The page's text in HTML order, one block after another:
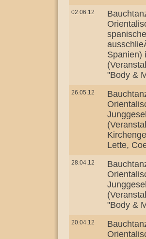
02.06.12
Spanien)
"Body &
26.05.12
Lette,
28.04.12
"Body &
20.04.12